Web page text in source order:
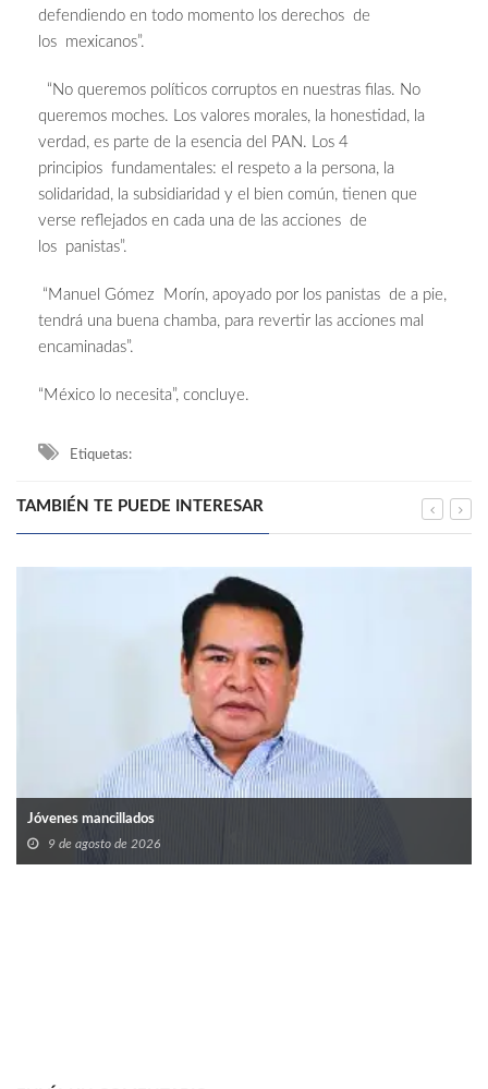
defendiendo en todo momento los derechos de
los mexicanos”.
“No queremos políticos corruptos en nuestras filas. No
queremos moches. Los valores morales, la honestidad, la
verdad, es parte de la esencia del PAN. Los 4
principios fundamentales: el respeto a la persona, la
solidaridad, la subsidiaridad y el bien común, tienen que
verse reflejados en cada una de las acciones de
los panistas”.
“Manuel Gómez Morín, apoyado por los panistas de a pie,
tendrá una buena chamba, para revertir las acciones mal
encaminadas”.
“México lo necesita”, concluye.
Etiquetas:
TAMBIÉN TE PUEDE INTERESAR
Jóvenes mancillados
9 de agosto de 2026